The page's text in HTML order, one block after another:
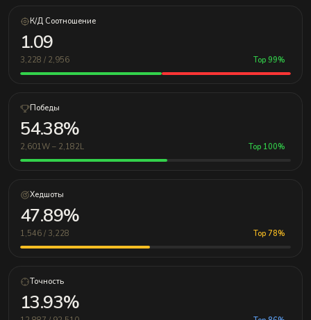
К/Д Соотношение
1.09
3,228 / 2,956 Top 99%
Победы
54.38%
2,601W – 2,182L Top 100%
Хедшоты
47.89%
1,546 / 3,228 Top 78%
Точность
13.93%